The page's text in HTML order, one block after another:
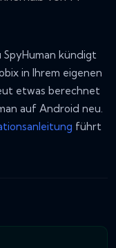
SpyHuman kündigt
in Ihrem eigenen
etwas berechnet
auf Android neu.
führt